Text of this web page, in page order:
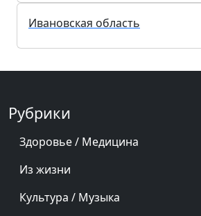
Ивановская область
Рубрики
Здоровье / Медицина
Из жизни
Культура / Музыка